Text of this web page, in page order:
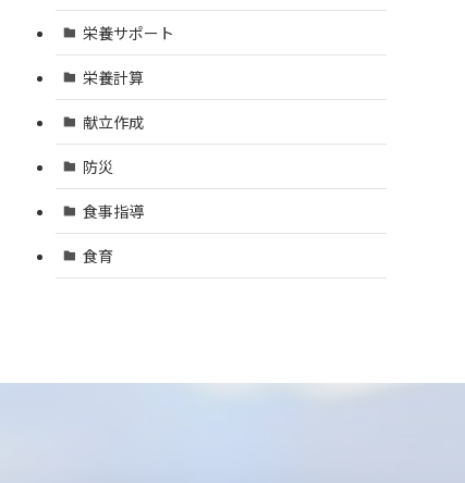
栄養サポート
栄養計算
献立作成
防災
食事指導
食育